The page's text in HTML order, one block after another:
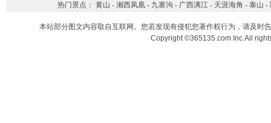
热门景点： 黄山 - 湘西凤凰- 九寨沟 - 广西漓江- 天涯海角 - 泰山 -
本站部分图文内容取自互联网。您若发现有侵犯您著作权行为，请及时
Copyright ©365135.com Inc.All